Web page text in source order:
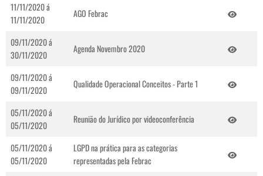
11/11/2020 á
11/11/2020
AGO Febrac
09/11/2020 á
30/11/2020
Agenda Novembro 2020
09/11/2020 á
09/11/2020
Qualidade Operacional Conceitos - Parte 1
05/11/2020 á
05/11/2020
Reunião do Jurídico por videoconferência
05/11/2020 á
05/11/2020
LGPD na prática para as categorias
representadas pela Febrac